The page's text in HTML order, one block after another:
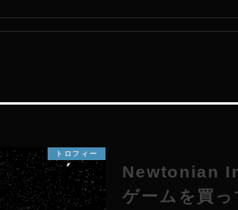
トロフィー
Newtonian
ゲームを買